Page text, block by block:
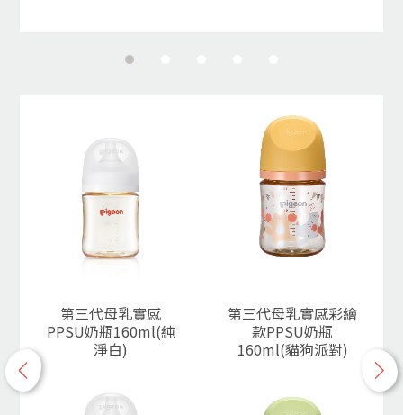
第三代母乳實感
PPSU奶瓶160ml(純
淨白)
第三代母乳實感彩繪
款PPSU奶瓶
160ml(貓狗派對)
p
n